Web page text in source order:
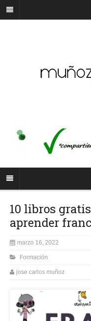
10 libros
aprender
marzo 16, 2022
Formación
jose carlos muñoz